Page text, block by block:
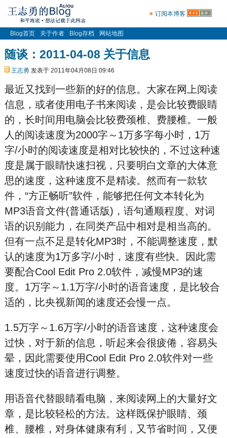
订阅本博客
Blog首页 关于作者 Blog存档 网站地图
随谈：2011-04-08 关于信息
王志勇 发表于 2011年04月08日 09:46
最近又找到一些新的好的信息。大家在网上阅读
信息，或者使用电子书来阅读，是会比较费眼睛
的，长时间用电脑会比较费颈椎、费腰椎。一般
人的阅读速度为2000字～1万多字每小时，1万
字/小时的阅读速度是相对比较快的，不过这种速
度是属于眼睛快速扫视，只要明白文章的大体意
思的速度，这种速度不是精读。然而有一款软
件，“方正畅听”软件，能够把任何文本转化为
MP3语音文件(普通话版)，语句通顺程度、对词
语的识别能力，在同类产品中相对是相当高的。
但有一点不足是转化MP3时，不能调整速度，默
认的速度为1万多字/小时，速度有些快。因此需
要配合Cool Edit Pro 2.0软件，减慢MP3的速
度。1万字～1.1万字/小时的语音速度，是比较合
适的，比央视新闻的速度还会慢一点。
1.5万字～1.6万字/小时的语音速度，这种速度会
过快，对于新的信息，听起来会很疲倦，容易头
晕，因此需要使用Cool Edit Pro 2.0软件对一些
速度过快的语音进行调整。
用语音代替眼睛看电脑，来阅读网上的大量好文
章，是比较轻松的方法。这样既保护眼睛、颈
椎、腰椎，对身体健康有利，又节省时间，又便